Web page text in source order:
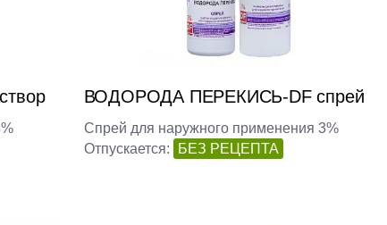
ВОДОРОДА ПЕРЕКИСЬ-DF спрей
Спрей для наружного применения 3%
Отпускается:
БЕЗ РЕЦЕПТА